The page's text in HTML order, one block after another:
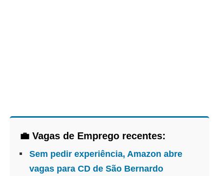
💼 Vagas de Emprego recentes:
Sem pedir experiência, Amazon abre
vagas para CD de São Bernardo